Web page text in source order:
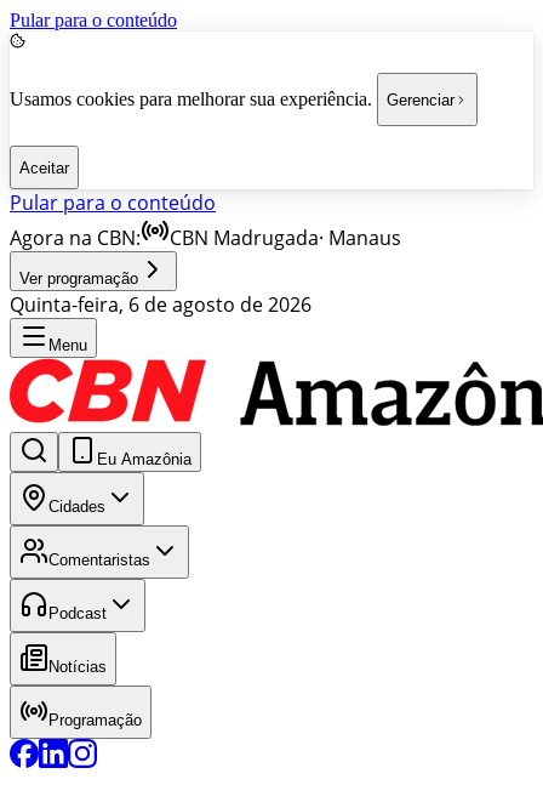
Pular para o conteúdo
Usamos cookies para melhorar sua experiência. Gerenciar
Aceitar
Pular para o conteúdo
Agora na CBN:
CBN Madrugada· Manaus
Ver programação
Quinta-feira, 6 de agosto de 2026
Menu
Eu Amazônia
Cidades
Comentaristas
Podcast
Notícias
Programação